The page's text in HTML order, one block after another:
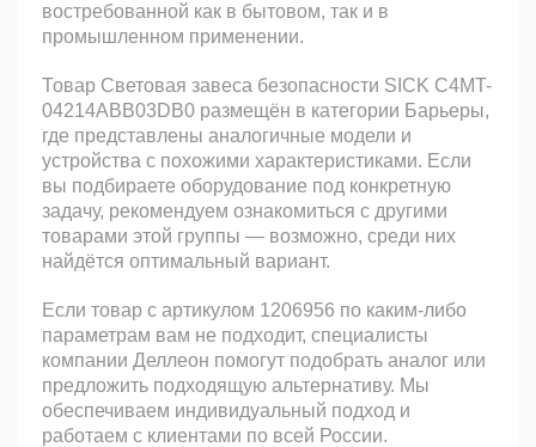
востребованной как в бытовом, так и в
промышленном применении.
Товар Световая завеса безопасности SICK C4MT-
04214ABB03DB0 размещён в категории Барьеры,
где представлены аналогичные модели и
устройства с похожими характеристиками. Если
вы подбираете оборудование под конкретную
задачу, рекомендуем ознакомиться с другими
товарами этой группы — возможно, среди них
найдётся оптимальный вариант.
Если товар с артикулом 1206956 по каким-либо
параметрам вам не подходит, специалисты
компании Деллеон помогут подобрать аналог или
предложить подходящую альтернативу. Мы
обеспечиваем индивидуальный подход и
работаем с клиентами по всей России.